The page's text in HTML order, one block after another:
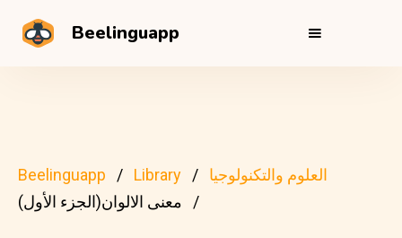
Beelinguapp
Beelinguapp Library
العلوم والتكنولوجيا
معنى الالوان(الجزء الأول)